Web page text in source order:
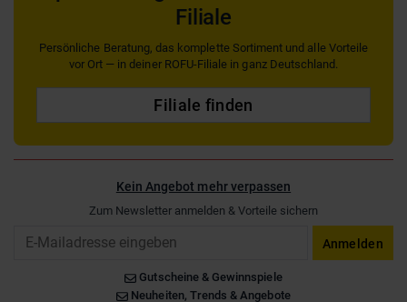
Filiale
Persönliche Beratung, das komplette Sortiment und alle Vorteile
vor Ort — in deiner ROFU-Filiale in ganz Deutschland.
Filiale finden
Kein Angebot mehr verpassen
Zum Newsletter anmelden & Vorteile sichern
Anmelden
Gutscheine & Gewinnspiele
Neuheiten, Trends & Angebote